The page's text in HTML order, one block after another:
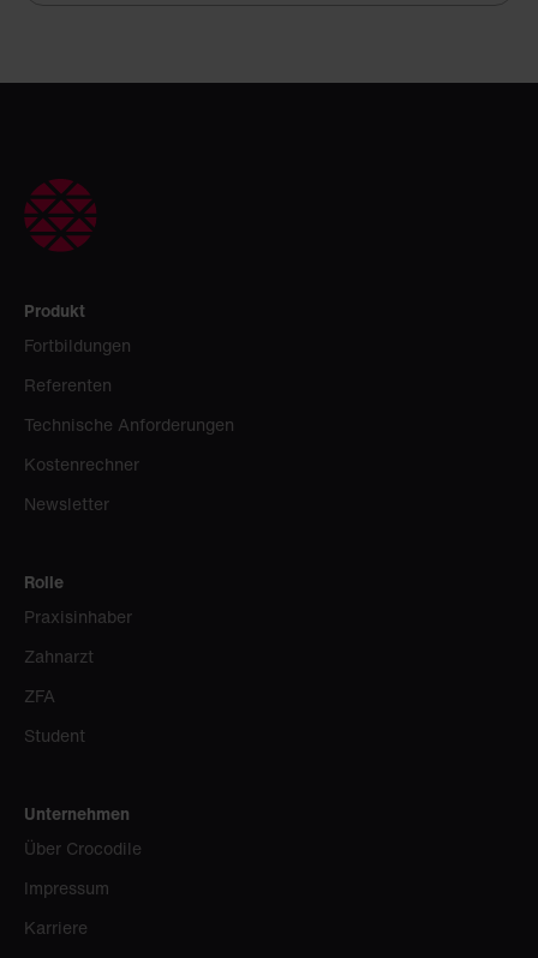
Produkt
Fortbildungen
Referenten
Technische Anforderungen
Kostenrechner
Newsletter
Rolle
Praxisinhaber
Zahnarzt
ZFA
Student
Unternehmen
Über Crocodile
Impressum
Karriere